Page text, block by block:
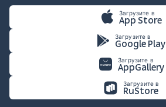
Загрузите в
App Store
Загрузите в
Google Play
Загрузите в
AppGallery
Загрузите в
RuStore